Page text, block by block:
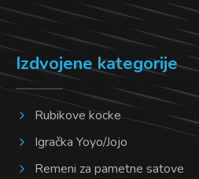
Izdvojene kategorije
Rubikove kocke
Igračka Yoyo/Jojo
Remeni za pametne satove